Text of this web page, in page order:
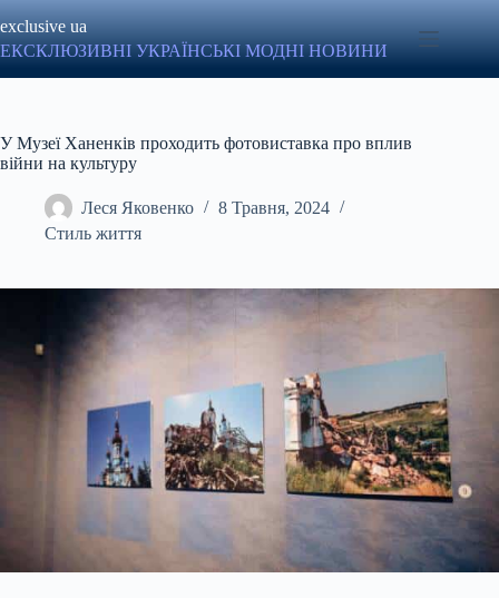
до
вмісту
exclusive ua
ЕКСКЛЮЗИВНІ УКРАЇНСЬКІ МОДНІ НОВИНИ
У Музеї Ханенків проходить фотовиставка про вплив
війни на культуру
Леся Яковенко
8 Травня, 2024
Стиль життя